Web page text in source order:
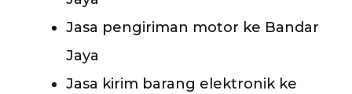
Jasa pengiriman motor ke Bandar
Jaya
Jasa kirim barang elektronik ke